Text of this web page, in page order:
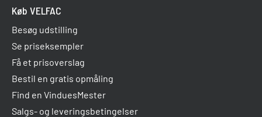
Køb VELFAC
Besøg udstilling
Se priseksempler
Få et prisoverslag
Bestil en gratis opmåling
Find en VinduesMester
Salgs- og leveringsbetingelser